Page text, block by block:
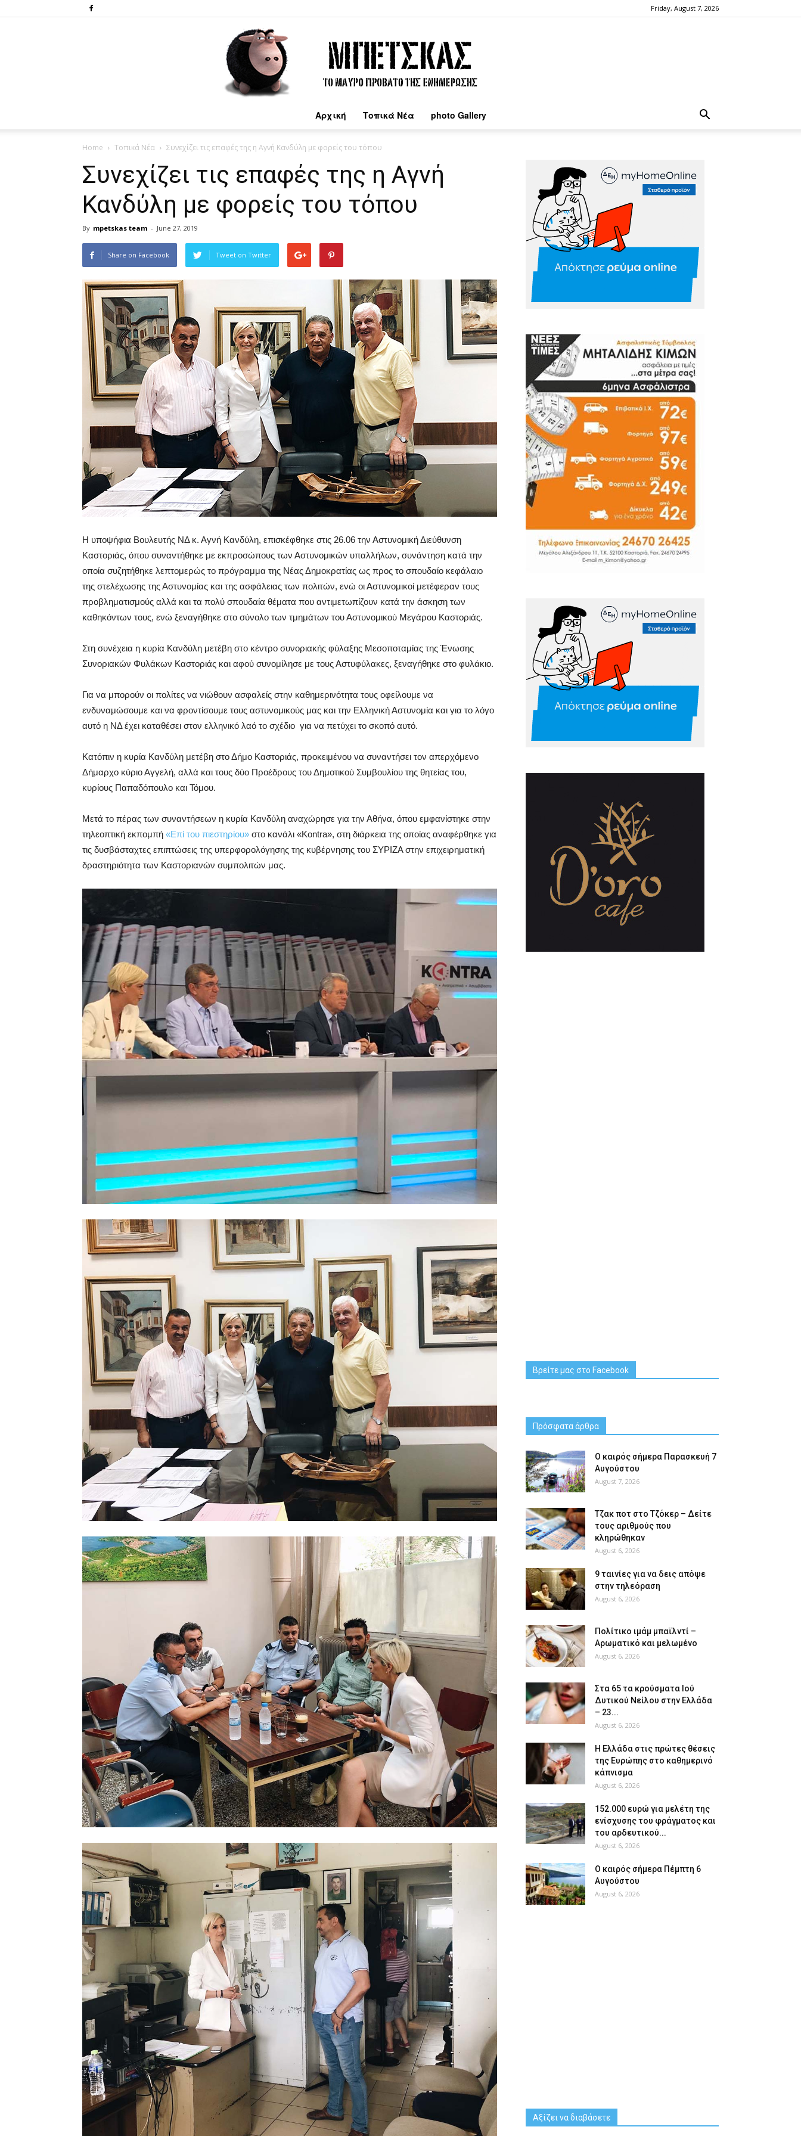
Friday, August 7, 2026
Αρχική Τοπικά Νέα photo Gallery
Home Τοπικά Νέα Συνεχίζει τις επαφές της η Αγνή Κανδύλη με φορείς του τόπου
Συνεχίζει τις επαφές της η Αγνή
Κανδύλη με φορείς του τόπου
By mpetskas team - June 27, 2019
Share on Facebook Tweet on Twitter
Η υποψήφια Βουλευτής ΝΔ κ. Αγνή Κανδύλη, επισκέφθηκε στις 26.06 την Αστυνομική Διεύθυνση
Καστοριάς, όπου συναντήθηκε με εκπροσώπους των Αστυνομικών υπαλλήλων, συνάντηση κατά την
οποία συζητήθηκε λεπτομερώς το πρόγραμμα της Νέας Δημοκρατίας ως προς το σπουδαίο κεφάλαιο
της στελέχωσης της Αστυνομίας και της ασφάλειας των πολιτών, ενώ οι Αστυνομικοί μετέφεραν τους
προβληματισμούς αλλά και τα πολύ σπουδαία θέματα που αντιμετωπίζουν κατά την άσκηση των
καθηκόντων τους, ενώ ξεναγήθηκε στο σύνολο των τμημάτων του Αστυνομικού Μεγάρου Καστοριάς.
Στη συνέχεια η κυρία Κανδύλη μετέβη στο κέντρο συνοριακής φύλαξης Μεσοποταμίας της Ένωσης
Συνοριακών Φυλάκων Καστοριάς και αφού συνομίλησε με τους Αστυφύλακες, ξεναγήθηκε στο φυλάκιο.
Για να μπορούν οι πολίτες να νιώθουν ασφαλείς στην καθημερινότητα τους οφείλουμε να
ενδυναμώσουμε και να φροντίσουμε τους αστυνομικούς μας και την Ελληνική Αστυνομία και για το λόγο
αυτό η ΝΔ έχει καταθέσει στον ελληνικό λαό το σχέδιο για να πετύχει το σκοπό αυτό.
Κατόπιν η κυρία Κανδύλη μετέβη στο Δήμο Καστοριάς, προκειμένου να συναντήσει τον απερχόμενο
Δήμαρχο κύριο Αγγελή, αλλά και τους δύο Προέδρους του Δημοτικού Συμβουλίου της θητείας του,
κυρίους Παπαδόπουλο και Τόμου.
Μετά το πέρας των συναντήσεων η κυρία Κανδύλη αναχώρησε για την Αθήνα, όπου εμφανίστηκε στην
τηλεοπτική εκπομπή «Επί του πιεστηρίου» στο κανάλι «Kontra», στη διάρκεια της οποίας αναφέρθηκε για
τις δυσβάσταχτες επιπτώσεις της υπερφορολόγησης της κυβέρνησης του ΣΥΡΙΖΑ στην επιχειρηματική
δραστηριότητα των Καστοριανών συμπολιτών μας.
Βρείτε μας στο Facebook
Πρόσφατα άρθρα
Ο καιρός σήμερα Παρασκευή 7
Αυγούστου
August 7, 2026
Tζακ ποτ στο Τζόκερ – Δείτε
τους αριθμούς που
κληρώθηκαν
August 6, 2026
9 ταινίες για να δεις απόψε
στην τηλεόραση
August 6, 2026
Πολίτικο ιμάμ μπαϊλντί –
Αρωματικό και μελωμένο
August 6, 2026
Στα 65 τα κρούσματα Ιού
Δυτικού Νείλου στην Ελλάδα
– 23...
August 6, 2026
Η Ελλάδα στις πρώτες θέσεις
της Ευρώπης στο καθημερινό
κάπνισμα
August 6, 2026
152.000 ευρώ για μελέτη της
ενίσχυσης του φράγματος και
του αρδευτικού...
August 6, 2026
Ο καιρός σήμερα Πέμπτη 6
Αυγούστου
August 6, 2026
Αξίζει να διαβάσετε